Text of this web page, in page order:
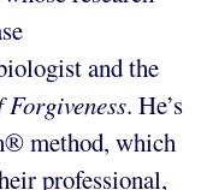
and the
. He’s
method, which
professional,